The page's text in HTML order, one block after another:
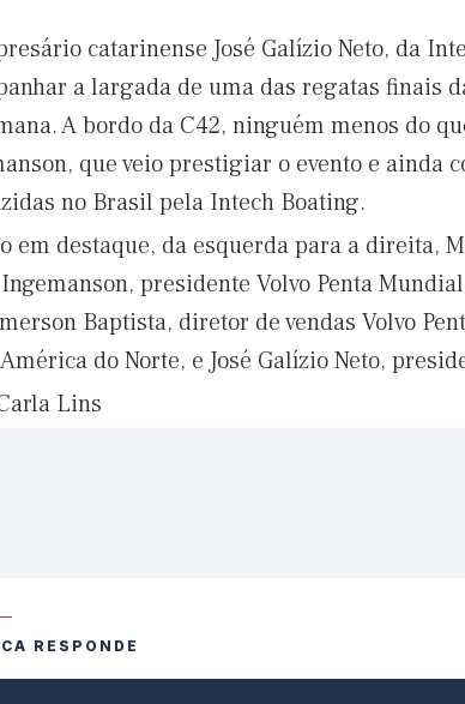
catarinense José Galízio Neto, da
a largada de uma das regatas finais
A bordo da C42, ninguém menos do
que veio prestigiar o evento e ainda
no Brasil pela Intech Boating.
em destaque, da esquerda para a direita,
presidente Volvo Penta
Baptista, diretor de vendas Volvo
América do Norte, e José Galízio Neto,
Lins​
RESPONDE